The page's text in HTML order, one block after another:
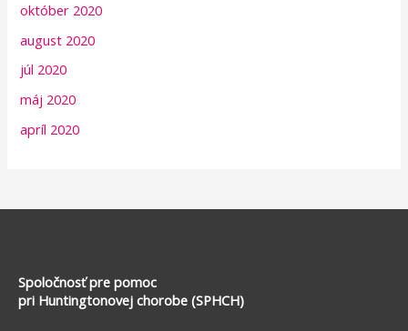
október 2020
august 2020
júl 2020
máj 2020
apríl 2020
Spoločnosť pre pomoc
pri Huntingtonovej chorobe (SPHCH)